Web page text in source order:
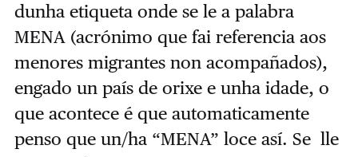
dunha etiqueta onde se le a palabra
MENA (acrónimo que fai referencia aos
menores migrantes non acompañados),
engado un país de orixe e unha idade, o
que acontece é que automaticamente
penso que un/ha “MENA” loce así. Se lle